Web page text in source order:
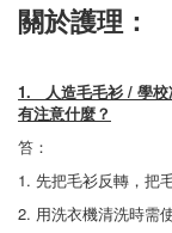
關於護理：
1. 人造毛毛衫 / 學
有注意什麼？
笞：
1. 先把毛衫反轉，把
2. 用洗衣機清洗時需